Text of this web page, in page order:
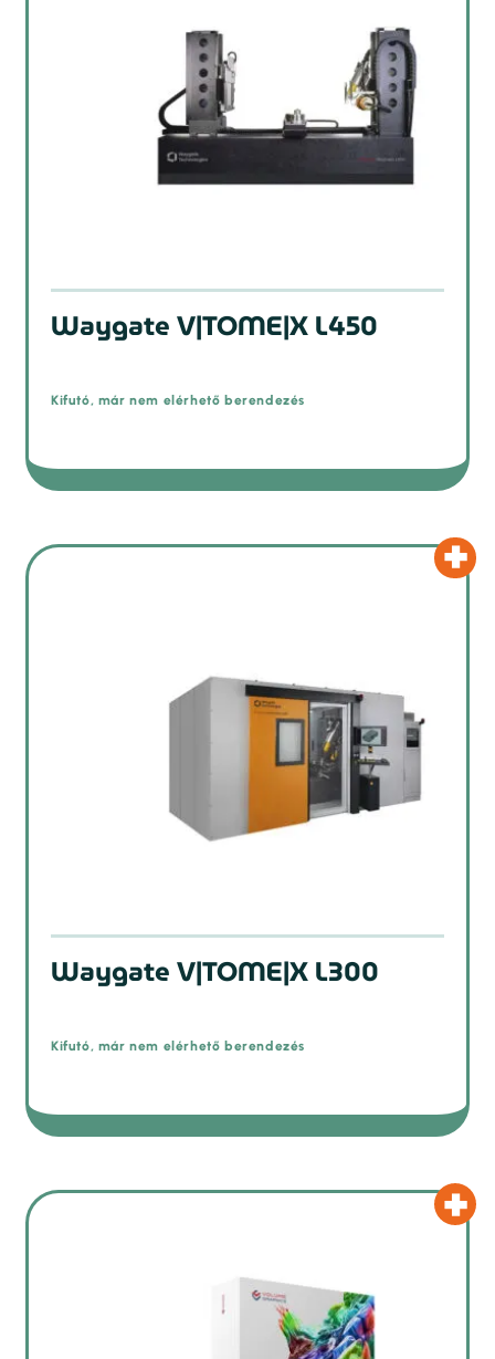
Waygate V|TOME|X L450
Kifutó, már nem elérhető berendezés
Waygate V|TOME|X L300
Kifutó, már nem elérhető berendezés